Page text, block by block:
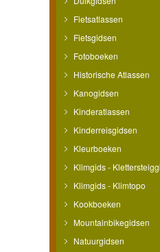
Fietsatlassen
Fietsgidsen
Fotoboeken
Historische Atlassen
Kanogidsen
Kinderatlassen
Kinderreisgidsen
Kleurboeken
Klimgids -
Klimgids - Klimtopo
Kookboeken
Mountainbikegidsen
Natuurgidsen